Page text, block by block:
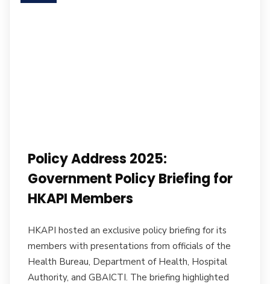
Policy Address 2025:
Government Policy Briefing for
HKAPI Members
HKAPI hosted an exclusive policy briefing for its
members with presentations from officials of the
Health Bureau, Department of Health, Hospital
Authority, and GBAICTI. The briefing highlighted